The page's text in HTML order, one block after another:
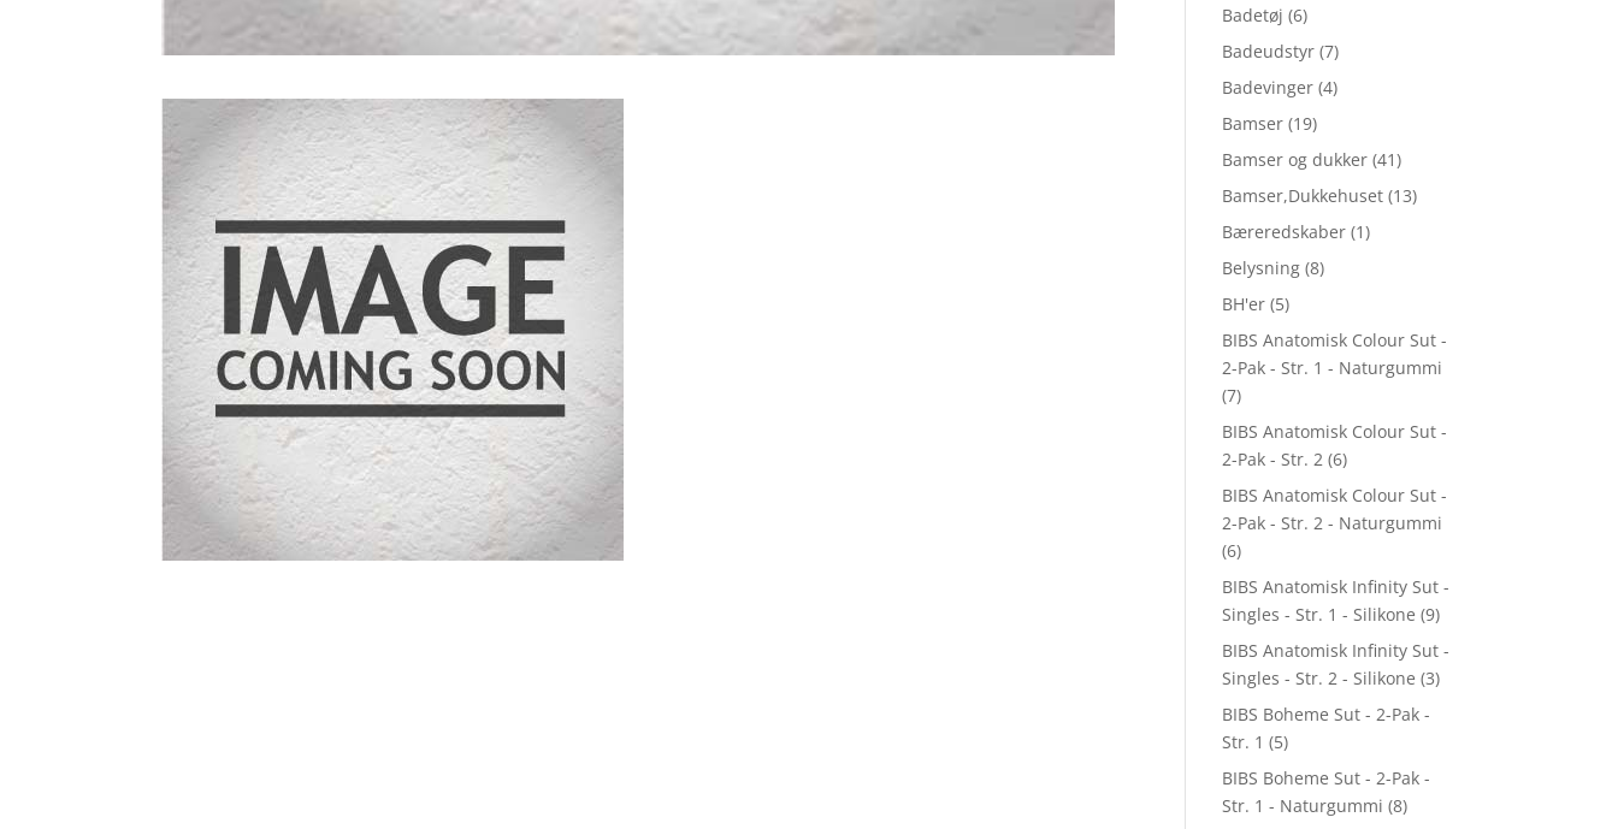
Badetøj (6)
Badeudstyr (7)
Badevinger (4)
Bamser (19)
Bamser og dukker (41)
Bamser,Dukkehuset (13)
Bæreredskaber (1)
Belysning (8)
BH'er (5)
BIBS Anatomisk Colour Sut -
2-Pak - Str. 1 - Naturgummi
(7)
BIBS Anatomisk Colour Sut -
2-Pak - Str. 2 (6)
BIBS Anatomisk Colour Sut -
2-Pak - Str. 2 - Naturgummi
(6)
BIBS Anatomisk Infinity Sut -
Singles - Str. 1 - Silikone (9)
BIBS Anatomisk Infinity Sut -
Singles - Str. 2 - Silikone (3)
BIBS Boheme Sut - 2-Pak -
Str. 1 (5)
BIBS Boheme Sut - 2-Pak -
Str. 1 - Naturgummi (8)